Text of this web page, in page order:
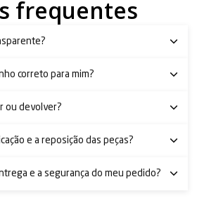
frequentes
correto para mim?
ou devolver?
e a reposição das peças?
e a segurança do meu pedido?